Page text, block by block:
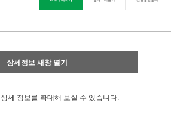
상세정보 새창 열기
상세 정보를 확대해 보실 수 있습니다.